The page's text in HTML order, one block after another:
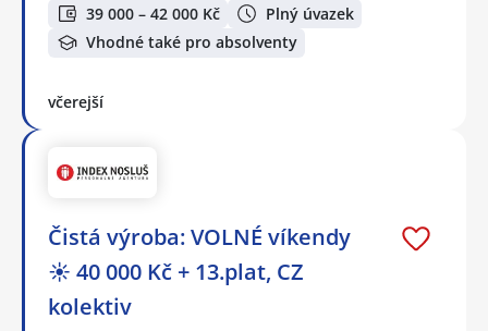
39 000 – 42 000 Kč
Plný úvazek
Vhodné také pro absolventy
včerejší
Čistá výroba: VOLNÉ víkendy
☀️ 40 000 Kč + 13.plat, CZ
kolektiv